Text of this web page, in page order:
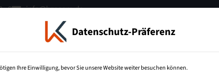
- 0 info@bzecom.de
IT-Weiterbildung Über uns
Datenschutz-Präferenz
Ihre Einwilligung, bevor Sie unsere Website weiter besuchen können.